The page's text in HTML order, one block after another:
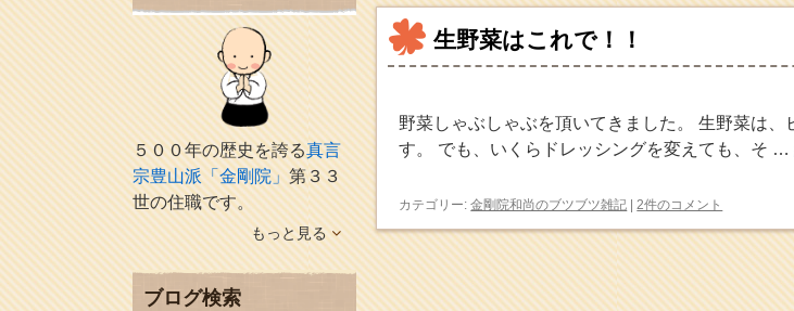
生野菜はこれで！！
野菜しゃぶしゃぶを頂いてきました。 生野菜は
す。 でも、いくらドレッシングを変えても、そ …
カテゴリー: 金剛院和尚のブツブツ雑記 2件のコメント
５００年の歴史を誇る真言
宗豊山派「金剛院」第３３
世の住職です。
もっと見る
ブログ検索